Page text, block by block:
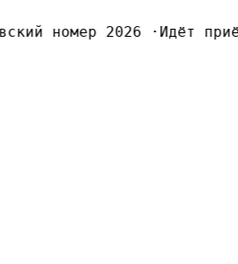
номер 2026·Идёт приём